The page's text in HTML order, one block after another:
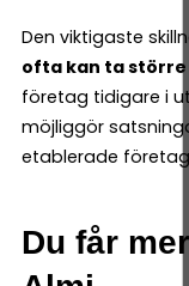
Den viktigaste
ofta kan ta större
företag tidigare i
möjliggör
etablerade
Du får